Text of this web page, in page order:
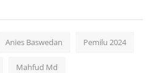
Anies Baswedan Pemilu 2024
Mahfud Md